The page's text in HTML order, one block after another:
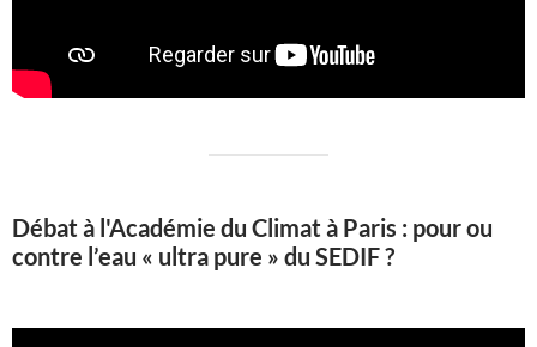
Débat à l'Académie du Climat à Paris : pour ou
contre l’eau « ultra pure » du SEDIF ?